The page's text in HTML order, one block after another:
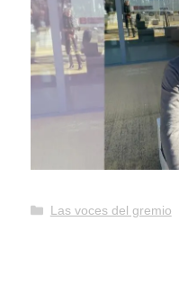
Categorías
Las voces del gremio